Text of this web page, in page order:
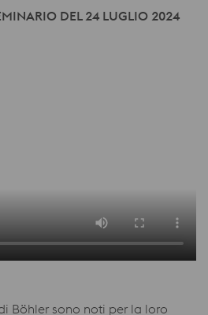
DEL 24 LUGLIO 2024
Böhler sono noti per la loro